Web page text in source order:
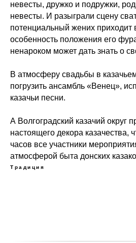
невесты, дружко и подружки,
невесты. И разыграли сцену
потенциальный жених приходит
особенность положения его
ненароком может дать знать о
В атмосферу свадьбы в
погрузить ансамбль «Венец»,
казачьи песни.
А Волгоградский казачий округ
настоящего декора казачества,
часов все участники
атмосферой быта донских
Традиция